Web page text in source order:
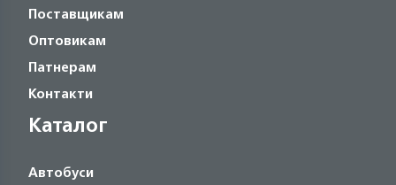
Поставщикам
Оптовикам
Патнерам
Контакти
Каталог
Автобуси